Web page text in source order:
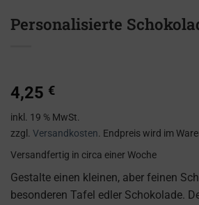
Personalisierte
4,25 €
inkl. 19 % MwSt.
zzgl. Versandkosten. Endpreis wird im
Versandfertig in circa einer Woche
Gestalte einen kleinen, aber feinen
besonderen Tafel edler Schokolade.